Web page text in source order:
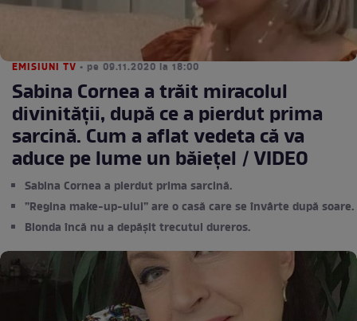
EMISIUNI TV • pe 09.11.2020 la 18:00
Sabina Cornea a trăit miracolul
divinității, după ce a pierdut prima
sarcină. Cum a aflat vedeta că va
aduce pe lume un băiețel / VIDEO
Sabina Cornea a pierdut prima sarcină.
”Regina make-up-ului” are o casă care se învârte după soare.
Blonda încă nu a depășit trecutul dureros.